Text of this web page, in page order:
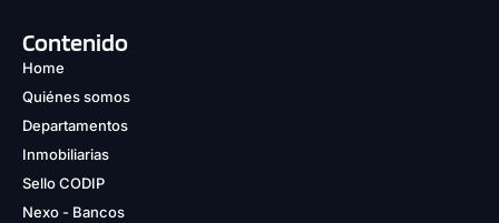
Contenido
Home
Quiénes somos
Departamentos
Inmobiliarias
Sello CODIP
Nexo - Bancos